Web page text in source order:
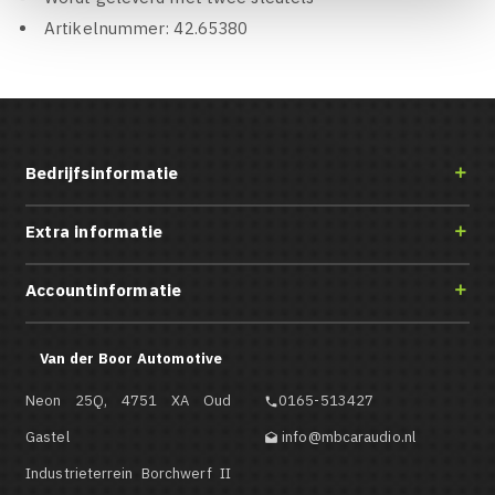
Artikelnummer: 42.65380
Bedrijfsinformatie 
Extra informatie 
Accountinformatie 
Van der Boor Automotive
Neon 25Q, 4751 XA Oud
Gastel
Industrieterrein Borchwerf II
0165-513427
 info@mbcaraudio.nl